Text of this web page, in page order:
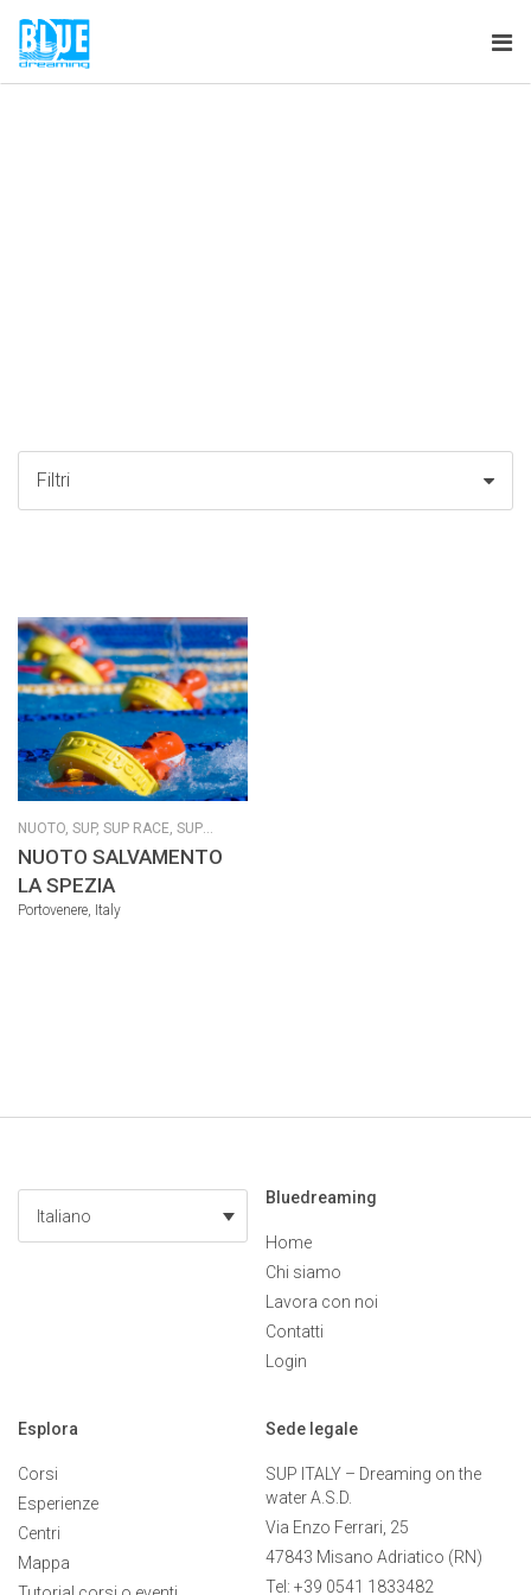
Filtri
NUOTO, SUP, SUP RACE, SUP
RESCUE
NUOTO SALVAMENTO
LA SPEZIA
Portovenere, Italy
Italiano
Bluedreaming
Home
Chi siamo
Lavora con noi
Contatti
Login
Esplora
Corsi
Esperienze
Centri
Mappa
Sede legale
SUP ITALY – Dreaming on the
water A.S.D.
Via Enzo Ferrari, 25
47843 Misano Adriatico (RN)
Tel: +39 0541 1833482